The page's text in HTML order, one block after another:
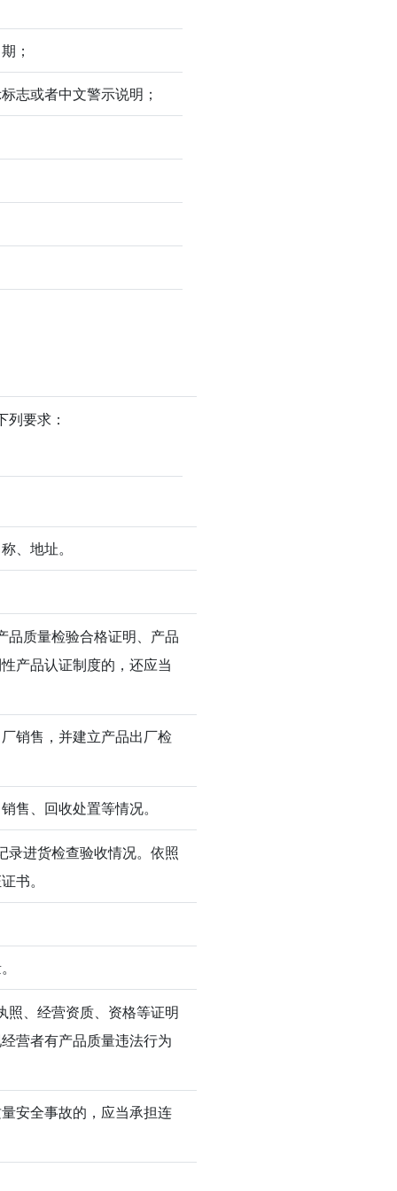
；
志或者中文警示说明；
要求：
、地址。
品质量检验合格证明、产品
产品认证制度的，还应当
销售，并建立产品出厂检
售、回收处置等情况。
录进货检查验收情况。依照
书。
照、经营资质、资格等证明
营者有产品质量违法行为
安全事故的，应当承担连